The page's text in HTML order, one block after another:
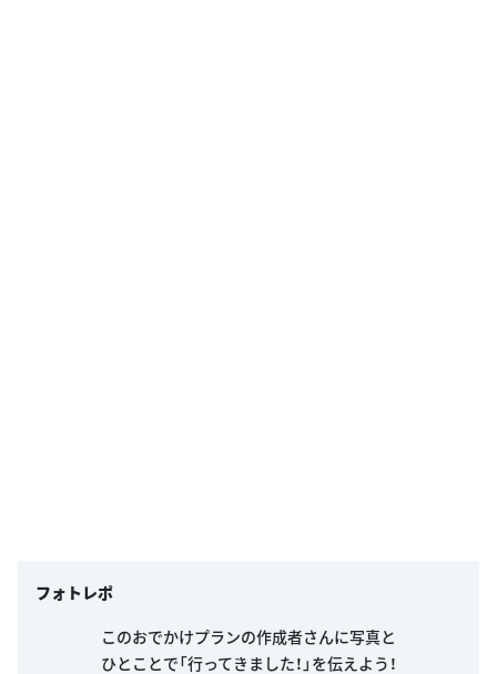
フォトレポ
このおでかけプランの作成者さんに写真と
ひとことで「行ってきました！」を伝えよう！